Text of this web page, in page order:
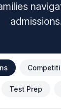
Test Prep